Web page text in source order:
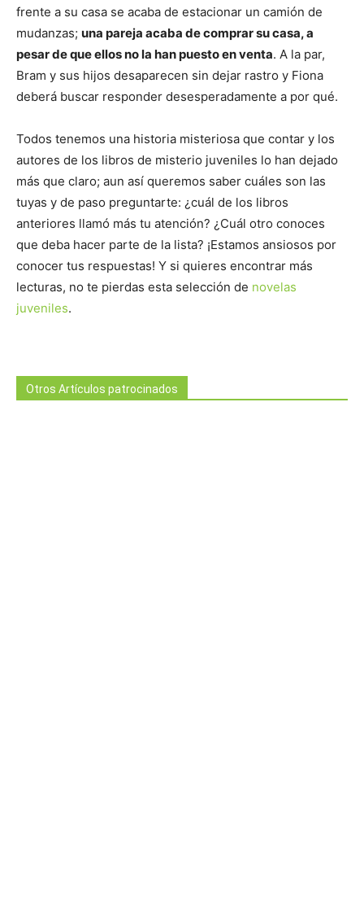
frente a su casa se acaba de estacionar un camión de
mudanzas; una pareja acaba de comprar su casa, a
pesar de que ellos no la han puesto en venta. A la par,
Bram y sus hijos desaparecen sin dejar rastro y Fiona
deberá buscar responder desesperadamente a por qué.
Todos tenemos una historia misteriosa que contar y los
autores de los libros de misterio juveniles lo han dejado
más que claro; aun así queremos saber cuáles son las
tuyas y de paso preguntarte: ¿cuál de los libros
anteriores llamó más tu atención? ¿Cuál otro conoces
que deba hacer parte de la lista? ¡Estamos ansiosos por
conocer tus respuestas! Y si quieres encontrar más
lecturas, no te pierdas esta selección de novelas
juveniles.
Otros Artículos patrocinados